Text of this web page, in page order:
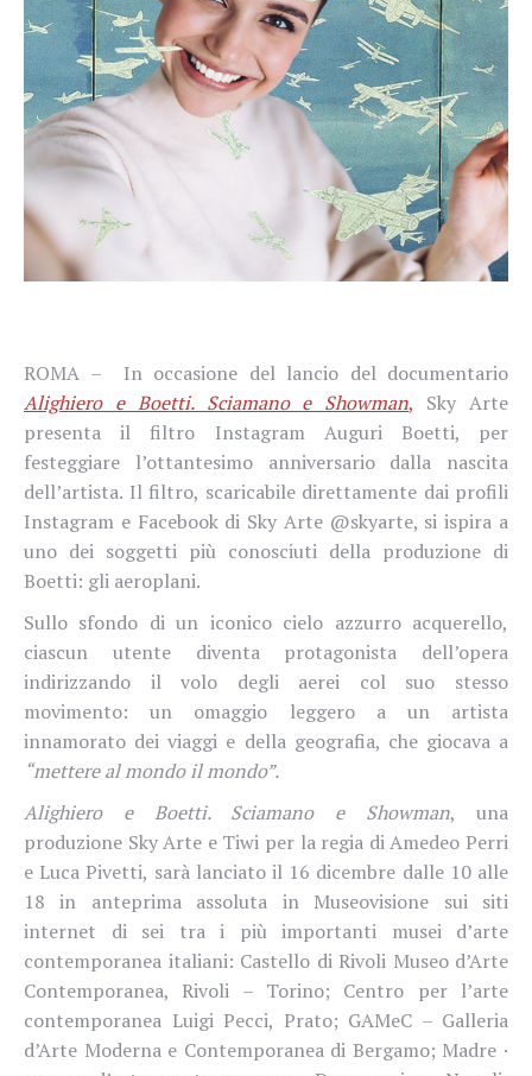
ROMA –
In occasione del lancio del documentario
Alighiero e Boetti. Sciamano e Showman, Sky Arte
presenta il filtro Instagram Auguri Boetti, per
festeggiare l’ottantesimo anniversario dalla nascita
dell’artista. Il filtro, scaricabile direttamente dai profili
Instagram e Facebook di Sky Arte @skyarte, si ispira a
uno dei soggetti più conosciuti della produzione di
Boetti: gli aeroplani.
Sullo sfondo di un iconico cielo azzurro acquerello,
ciascun utente diventa protagonista dell’opera
indirizzando il volo degli aerei col suo stesso
movimento: un omaggio leggero a un artista
innamorato dei viaggi e della geografia, che giocava a
“mettere al mondo il mondo”.
Alighiero e Boetti. Sciamano e Showman, una
produzione Sky Arte e Tiwi per la regia di Amedeo Perri
e Luca Pivetti, sarà lanciato il 16 dicembre dalle 10 alle
18 in anteprima assoluta in Museovisione sui siti
internet di sei tra i più importanti musei d’arte
contemporanea italiani: Castello di Rivoli Museo d’Arte
Contemporanea, Rivoli – Torino; Centro per l’arte
contemporanea Luigi Pecci, Prato; GAMeC – Galleria
d’Arte Moderna e Contemporanea di Bergamo; Madre ·